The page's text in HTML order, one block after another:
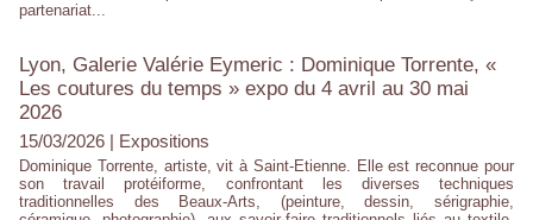
partenariat...
Lyon, Galerie Valérie Eymeric : Dominique Torrente, «
Les coutures du temps » expo du 4 avril au 30 mai
2026
15/03/2026 | Expositions
Dominique Torrente, artiste, vit à Saint-Etienne. Elle est reconnue pour
son travail protéiforme, confrontant les diverses techniques
traditionnelles des Beaux-Arts, (peinture, dessin, sérigraphie,